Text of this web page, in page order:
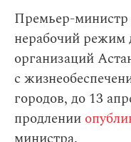
Премьер-
нерабочий режим
организаций
с
городов, до 13
продлении